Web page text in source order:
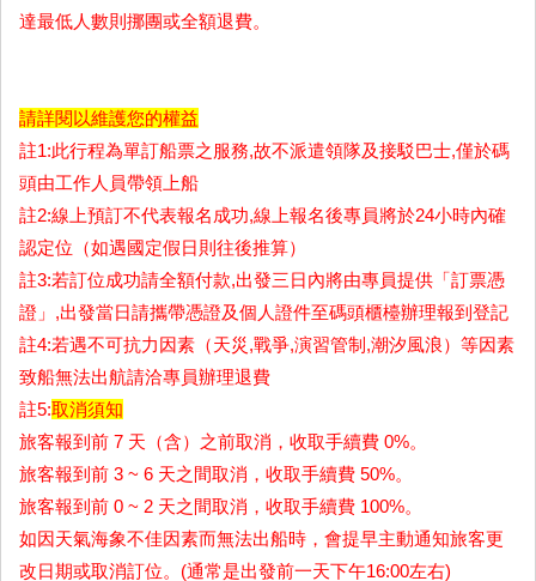
達最低人數則挪團或全額退費。
請詳閱以維護您的權益
註1:此行程為單訂船票之服務,故不派遣領隊及接駁巴士,僅於碼
頭由工作人員帶領上船
註2:線上預訂不代表報名成功,線上報名後專員將於24小時內確
認定位（如遇國定假日則往後推算）
註3:若訂位成功請全額付款,出發三日內將由專員提供「訂票憑
證」,出發當日請攜帶憑證及個人證件至碼頭櫃檯辦理報到登記
註4:若遇不可抗力因素（天災,戰爭,演習管制,潮汐風浪）等因素
致船無法出航請洽專員辦理退費
註5:取消須知
旅客報到前 7 天（含）之前取消，收取手續費 0%。
旅客報到前 3 ~ 6 天之間取消，收取手續費 50%。
旅客報到前 0 ~ 2 天之間取消，收取手續費 100%。
如因天氣海象不佳因素而無法出船時，會提早主動通知旅客更
改日期或取消訂位。(通常是出發前一天下午16:00左右)